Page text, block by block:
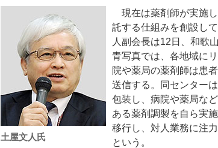
土屋文人氏
現在は薬剤師が実施
託する仕組みを創設し
人副会長は12日、和歌
青写真では、各地域に
院や薬局の薬剤師は患
送信する。同センター
包装し、病院や薬局な
ある薬剤調製を自ら実
移行し、対人業務に注
という。